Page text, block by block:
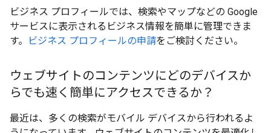
ビジネス プロフィールでは、検索やマップなどの Google
サービスに表示されるビジネス情報を簡単に管理できま
す。
ビジネス プロフィールの申請をご検討ください。
ウェブサイトのコンテンツにどのデバイスか
らでも速く簡単にアクセスできるか？
最近は、多くの検索がモバイル デバイスから行われるよ